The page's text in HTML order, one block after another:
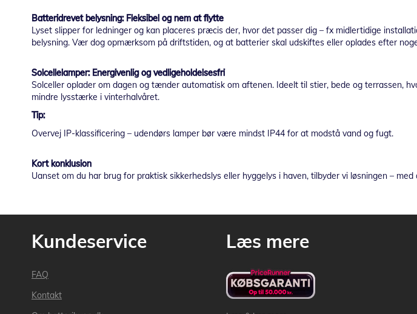
Batteridrevet belysning: Fleksibel og nem at flytte
Lyset slipper for ledninger og kan placeres præcis der, hvor det passer dig – fx midlertidige
belysning. Vær dog opmærksom på driftstiden, og at batterier skal udskiftes eller oplades efter
Solcellelamper: Energivenlig og vedligeholdelsesfri
Solceller oplader om dagen og tænder automatisk om aftenen. Ideelt til stier, bede og terrassen,
mindre lysstærke i vinterhalvåret.
Tip:
Overvej IP-klassificering – udendørs lamper bør være mindst IP44 for at modstå vand og fugt.
Kort konklusion
Uanset om du har brug for praktisk sikkerhedslys eller hyggelys i haven, tilbyder vi løsningen –
Kundeservice
FAQ
Kontakt
Læs mere